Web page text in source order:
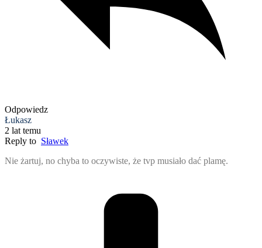
Odpowiedz
Łukasz
2 lat temu
Reply to Sławek
Nie żartuj, no chyba to oczywiste, że tvp musiało dać plamę.